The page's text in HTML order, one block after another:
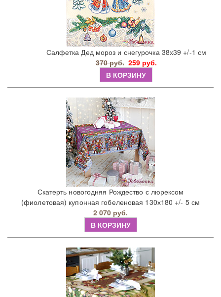
Салфетка Дед мороз и снегурочка 38х39 +/-1 см
370 руб. 259 руб.
В КОРЗИНУ
Скатерть новогодняя Рождество с люрексом
(фиолетовая) купонная гобеленовая 130х180 +/- 5 см
2 070 руб.
В КОРЗИНУ